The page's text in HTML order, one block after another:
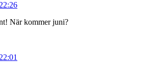
När kommer juni?